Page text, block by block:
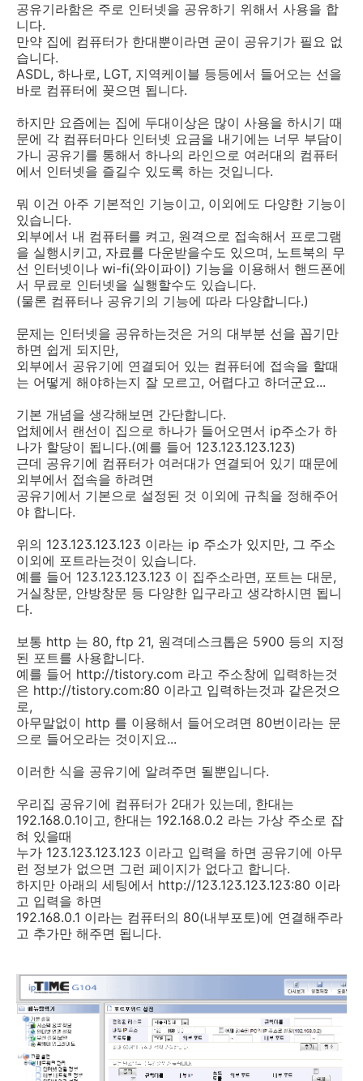
공유기라함은 주로 인터넷을 공유하기 위해서 사용을 합
니다.
만약 집에 컴퓨터가 한대뿐이라면 굳이 공유기가 필요 없
습니다.
ASDL, 하나로, LGT, 지역케이블 등등에서 들어오는 선을
바로 컴퓨터에 꽂으면 됩니다.
하지만 요즘에는 집에 두대이상은 많이 사용을 하시기 때
문에 각 컴퓨터마다 인터넷 요금을 내기에는 너무 부담이
가니 공유기를 통해서 하나의 라인으로 여러대의 컴퓨터
에서 인터넷을 즐길수 있도록 하는 것입니다.
뭐 이건 아주 기본적인 기능이고, 이외에도 다양한 기능이
있습니다.
외부에서 내 컴퓨터를 켜고, 원격으로 접속해서 프로그램
을 실행시키고, 자료를 다운받을수도 있으며, 노트북의 무
선 인터넷이나 wi-fi(와이파이) 기능을 이용해서 핸드폰에
서 무료로 인터넷을 실행할수도 있습니다.
(물론 컴퓨터나 공유기의 기능에 따라 다양합니다.)
문제는 인터넷을 공유하는것은 거의 대부분 선을 꼽기만
하면 쉽게 되지만,
외부에서 공유기에 연결되어 있는 컴퓨터에 접속을 할때
는 어떻게 해야하는지 잘 모르고, 어렵다고 하더군요...
기본 개념을 생각해보면 간단합니다.
업체에서 랜선이 집으로 하나가 들어오면서 ip주소가 하
나가 할당이 됩니다.(예를 들어 123.123.123.123)
근데 공유기에 컴퓨터가 여러대가 연결되어 있기 때문에
외부에서 접속을 하려면
공유기에서 기본으로 설정된 것 이외에 규칙을 정해주어
야 합니다.
위의 123.123.123.123 이라는 ip 주소가 있지만, 그 주소
이외에 포트라는것이 있습니다.
예를 들어 123.123.123.123 이 집주소라면, 포트는 대문,
거실창문, 안방창문 등 다양한 입구라고 생각하시면 됩니
다.
보통 http 는 80, ftp 21, 원격데스크톱은 5900 등의 지정
된 포트를 사용합니다.
예를 들어 http://tistory.com 라고 주소창에 입력하는것
은 http://tistory.com:80 이라고 입력하는것과 같은것으
로,
아무말없이 http 를 이용해서 들어오려면 80번이라는 문
으로 들어오라는 것이지요...
이러한 식을 공유기에 알려주면 될뿐입니다.
우리집 공유기에 컴퓨터가 2대가 있는데, 한대는
192.168.0.1이고, 한대는 192.168.0.2 라는 가상 주소로 잡
혀 있을때
누가 123.123.123.123 이라고 입력을 하면 공유기에 아무
런 정보가 없으면 그런 페이지가 없다고 합니다.
하지만 아래의 세팅에서 http://123.123.123.123:80 이라
고 입력을 하면
192.168.0.1 이라는 컴퓨터의 80(내부포토)에 연결해주라
고 추가만 해주면 됩니다.